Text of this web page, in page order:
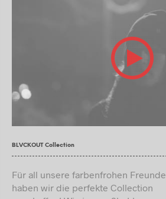
BLVCKOUT Collection
Für all unsere farbenfrohen Freunde
haben wir die perfekte Collection